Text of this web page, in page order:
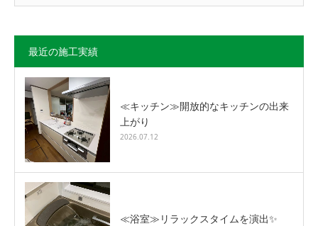
最近の施工実績
≪キッチン≫開放的なキッチンの出来
上がり
2026.07.12
≪浴室≫リラックスタイムを演出✨